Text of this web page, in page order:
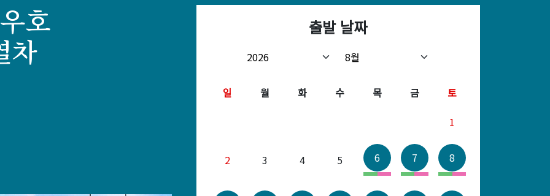
산람호안개가 감도는 산의 아름다움과 연결되다
호
차
출발 날짜
年度
月份
일 월 화 수 목 금
토
1
2 3 4 5 6 7 8
사
스
출발 날짜
年度
月份
일 월 화 수 목 금
토
1
2 3 4 5 6 7 8
출발 날짜
年度
月份
일 월
토
2 3 7
출발 날짜
年度
月份
일 월 화
4 7